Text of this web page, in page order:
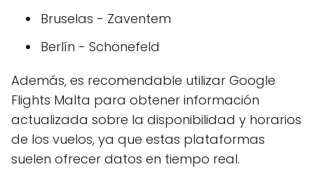
Bruselas - Zaventem
Berlín - Schönefeld
Además, es recomendable utilizar Google
Flights Malta para obtener información
actualizada sobre la disponibilidad y horarios
de los vuelos, ya que estas plataformas
suelen ofrecer datos en tiempo real.